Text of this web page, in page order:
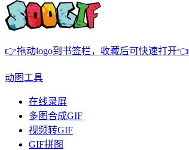
👉拖动logo到书签栏，收藏后可快速打开👈
动图工具
在线录屏
多图合成GIF
视频转GIF
GIF拼图